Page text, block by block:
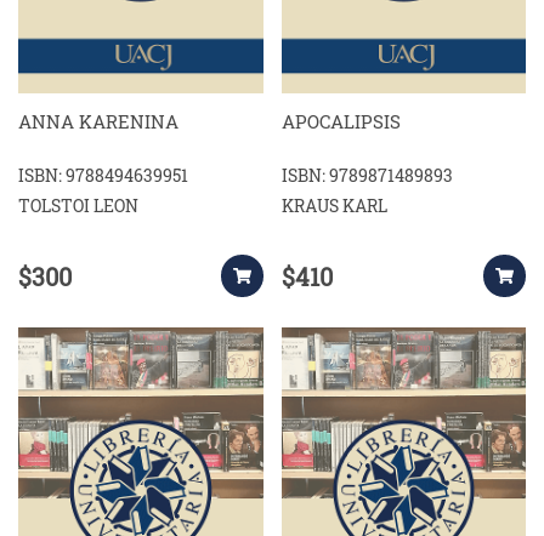
ANNA KARENINA
ISBN: 9788494639951
TOLSTOI LEON
$300
APOCALIPSIS
ISBN: 9789871489893
KRAUS KARL
$410